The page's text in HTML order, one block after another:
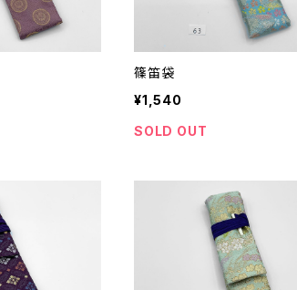
篠笛袋
¥1,540
SOLD OUT